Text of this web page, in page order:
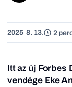
2025. 8. 13. 2 perc
Itt az új Forbes
vendége Eke